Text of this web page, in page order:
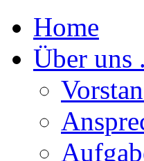
Home
Über uns